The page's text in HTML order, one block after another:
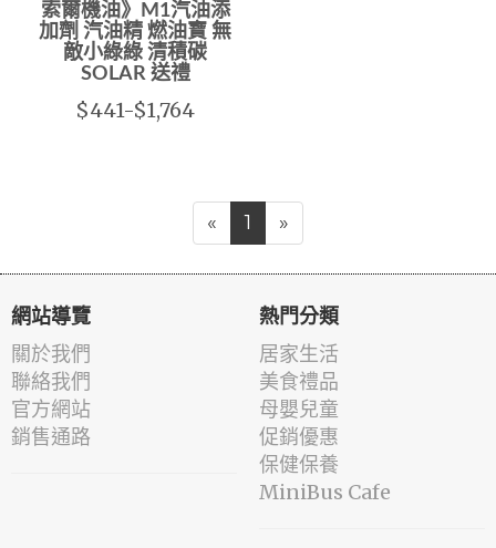
索爾機油》M1汽油添
加劑 汽油精 燃油寶 無
敵小綠綠 清積碳
SOLAR 送禮
$441-$1,764
« 1 »
網站導覽
關於我們
聯絡我們
官方網站
銷售通路
熱門分類
居家生活
美食禮品
母嬰兒童
促銷優惠
保健保養
MiniBus Cafe